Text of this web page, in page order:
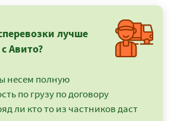
лучше
Авито?
несем полную
по грузу по договору
ли кто то из частников даст